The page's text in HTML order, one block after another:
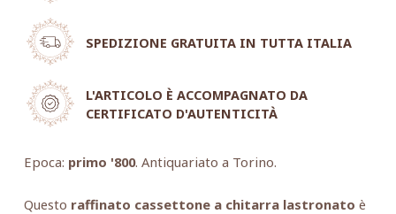
SPEDIZIONE GRATUITA IN TUTTA ITALIA
L'ARTICOLO È ACCOMPAGNATO DA
CERTIFICATO D'AUTENTICITÀ
Epoca: primo '800. Antiquariato a Torino.
Questo raffinato cassettone a chitarra lastronato è